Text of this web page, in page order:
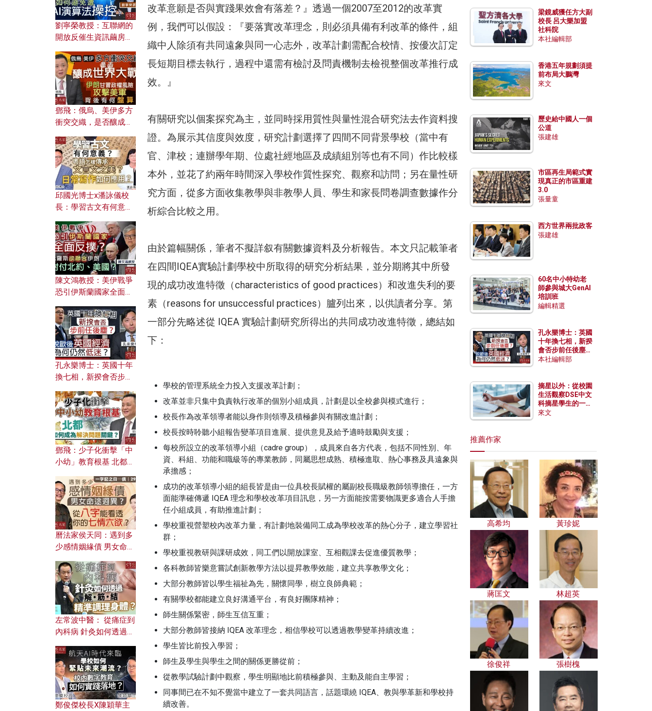
改革意願是否與實踐果效會有落差？』透過一個2007至2012的改革實
例，我們可以假設：『要落實改革理念，則必須具備有利改革的條件，組
織中人除須有共同遠象與同一心志外，改革計劃需配合校情、按優次訂定
長短期目標去執行，過程中還需有檢討及問責機制去檢視整個改革推行成
效。』
有關研究以個案探究為主，並同時採用質性與量性混合研究法去作資料搜
證。為展示其信度與效度，研究計劃選擇了四間不同背景學校（當中有
官、津校；連辦學年期、位處社經地區及成績組別等也有不同）作比較樣
本外，並花了約兩年時間深入學校作質性探究、觀察和訪問；另在量性研
究方面，從多方面收集教學與非教學人員、學生和家長問卷調查數據作分
析綜合比較之用。
由於篇幅關係，筆者不擬詳叙有關數據資料及分析報告。本文只記載筆者
在四間IQEA實驗計劃學校中所取得的研究分析結果，並分期將其中所發
現的成功改進特徵（characteristics of good practices）和改進失利的要
素（reasons for unsuccessful practices）臚列出來，以供讀者分享。第
一部分先略述從 IQEA 實驗計劃研究所得出的共同成功改進特徵，總結如
下：
學校的管理系統全力投入支援改革計劃；
改革並非只集中負責執行改革的個別小組成員，計劃是以全校參與模式進行；
校長作為改革領導者能以身作則領導及積極參與有關改進計劃；
校長按時聆聽小組報告變革項目進展、提供意見及給予適時鼓勵與支援；
每校所設立的改革領導小組（cadre group），成員來自各方代表，包括不同性別、年
資、科組、功能和職級等的專業教師，同屬思想成熟、積極進取、熱心事務及具遠象與
承擔感；
成功的改革領導小組的組長皆是由一位具校長賦權的屬副校長職級教師領導擔任，一方
面能準確傳遞 IQEA 理念和學校改革項目訊息，另一方面能按需要物識更多適合人手擔
任小組成員，有助推進計劃；
學校重視營塑校內改革力量，有計劃地裝備同工成為學校改革的熱心分子，建立學習社
群；
學校重視教研與課研成效，同工們以開放課室、互相觀課去促進優質教學；
各科教師皆樂意嘗試創新教學方法以提昇教學效能，建立共享教學文化；
大部分教師皆以學生福祉為先，關懷同學，樹立良師典範；
有關學校都能建立良好溝通平台，有良好團隊精神；
師生關係緊密，師生互信互重；
大部分教師皆接納 IQEA 改革理念，相信學校可以透過教學變革持續改進；
學生皆比前投入學習；
師生及學生與學生之間的關係更勝從前；
從教學試驗計劃中觀察，學生明顯地比前積極參與、主動及能自主學習；
同事間已在不知不覺當中建立了一套共同語言，話題環繞 IQEA、教與學革新和學校持
續改善。
劉寧榮教授：互聯網的
開放反催生資訊繭房，
何避免遭AI演算法操
控？
鄧飛：俄烏、美伊多方
衝突交織，是否釀成世
風險攻擊美軍，背後有
何盤算？
邱國光博士x潘詠儀校
長：學習古文有何意
文之美？ 日常寫作如何
應用？
陳文鴻教授：美伊戰爭
恐引伊斯蘭國家全面反
對付北約美國？
孔永樂博士：英國十年
換七相，新揆會否步前
濟為何仍然低迷？
鄧飛：少子化衝擊「中
小幼」教育根基 北都如
曆法家侯天同：遇到多
少感情姻緣債 男女命途
的七情六欲？
左常波中醫： 從痛症到
內科病 針灸如何透過解
鄭俊傑校長X陳穎華主
梁鏡威獲任方大副
校長 呂大樂加盟
社科院
本社編輯部
香港五年規劃須提
前布局大鵬灣
來文
歷史給中國人一個
公道
張建雄
市區再生局範式實
現真正的市區重建
3.0
張量童
西方世界兩批政客
張建雄
60名中小特幼老
師參與城大GenAI
培訓班
編輯精選
孔永樂博士：英國
十年換七相，新揆
會否步前任後塵？
脫歐後英國經濟為
本社編輯部
摘星以外：從校園
生活觀察DSE中文
科摘星學生的一點
特質
來文
推薦作家
高希均 黃珍妮
蔣匡文 林超英
徐俊祥 張樹槐